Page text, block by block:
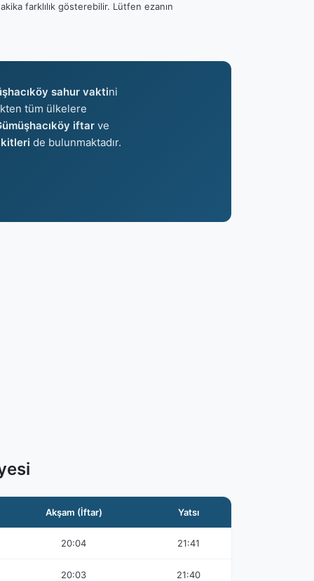
farklılık gösterebilir. Lütfen ezanın
sahur vaktini
tüm ülkelere
iftarve
de bulunmaktadır.
Akşam (İftar) Yatsı
20:04 21:41
20:03 21:40